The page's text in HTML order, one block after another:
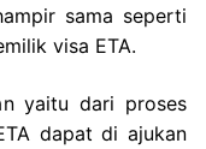
sama seperti
visa ETA.
yaitu dari proses
dapat di ajukan